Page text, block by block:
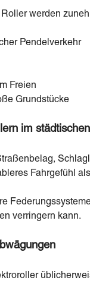
werden
Pendelverkehr
Freien
Grundstücke
im
Fahrgefühl
verringern kann.